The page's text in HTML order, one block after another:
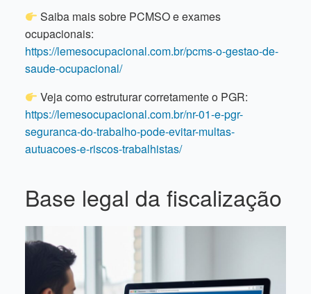
Saiba mais sobre PCMSO e exames
ocupacionais:
https://lemesocupacional.com.br/pcms-o-gestao-de-
saude-ocupacional/
Veja como estruturar corretamente o PGR:
https://lemesocupacional.com.br/nr-01-e-pgr-
seguranca-do-trabalho-pode-evitar-multas-
autuacoes-e-riscos-trabalhistas/
Base legal da fiscalização